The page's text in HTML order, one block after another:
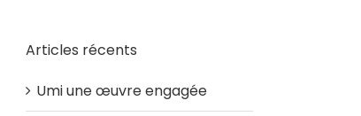
Articles récents
Umi une œuvre engagée